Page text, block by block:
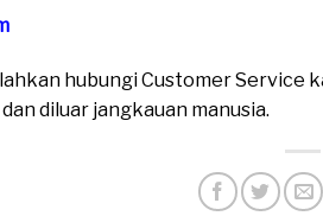
hubungi Customer Service
diluar jangkauan manusia.